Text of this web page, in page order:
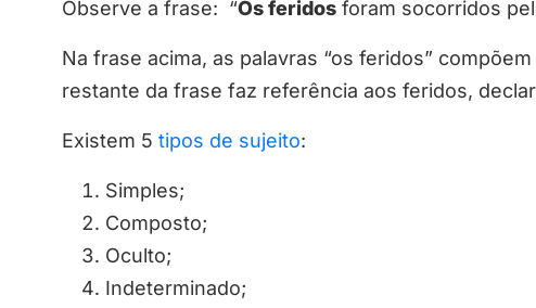
Observe a frase: “Os feridos foram socorridos
Na frase acima, as palavras “os feridos”
restante da frase faz referência aos feridos,
Existem 5 tipos de sujeito:
Simples;
Composto;
Oculto;
Indeterminado;